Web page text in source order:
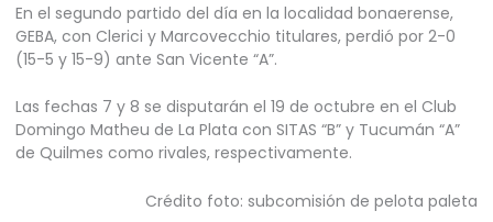
En el segundo partido del día en la localidad bonaerense,
GEBA, con Clerici y Marcovecchio titulares, perdió por 2-0
(15-5 y 15-9) ante San Vicente “A”.
Las fechas 7 y 8 se disputarán el 19 de octubre en el Club
Domingo Matheu de La Plata con SITAS “B” y Tucumán “A”
de Quilmes como rivales, respectivamente.
Crédito foto: subcomisión de pelota paleta